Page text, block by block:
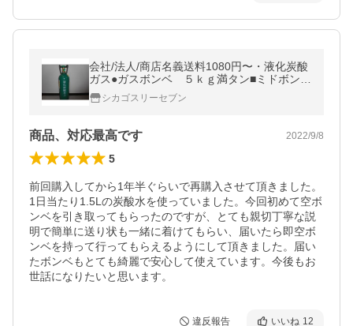
会社/法人/商店名義送料1080円〜・液化炭酸
ガス●ガスボンベ ５ｋｇ満タン■ミドボン■
残量計付新品■生樽サーバーも可能■ アサヒ
ビール
シカゴスリーセブン
商品、対応最高です 2022/9/8
5
前回購入してから1年半ぐらいで再購入させて頂きました。
1日当たり1.5Lの炭酸水を使っていました。今回初めて空ボ
ンベを引き取ってもらったのですが、とても親切丁寧な説
明で簡単に送り状も一緒に着けてもらい、届いたら即空ボ
ンベを持って行ってもらえるようにして頂きました。届い
たボンベもとても綺麗で安心して使えています。今後もお
世話になりたいと思います。
違反報告 いいね 12